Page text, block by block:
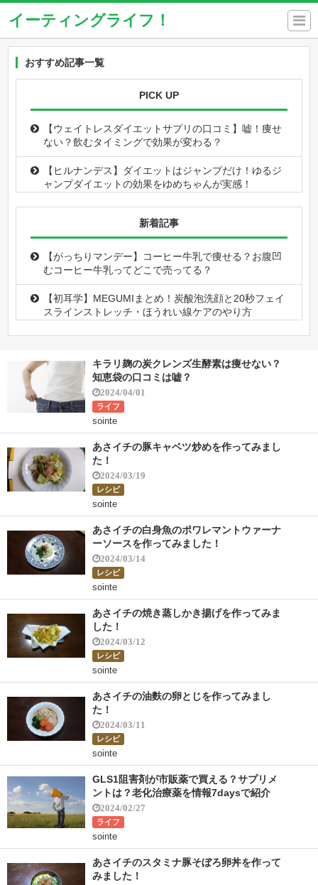
イーティングライフ！
おすすめ記事一覧
PICK UP
【ウェイトレスダイエットサプリの口コミ】嘘！痩せ
ない？飲むタイミングで効果が変わる？
【ヒルナンデス】ダイエットはジャンプだけ！ゆるジ
ャンプダイエットの効果をゆめちゃんが実感！
リアンスクワット【月曜の蛙】
【あさイチ】ダイエットチャート表！コアラ・イノシ
シ・ビーバー・ネコで踏み台昇降が効くのは？
新着記事
【がっちりマンデー】コーヒー牛乳で痩せる？お腹凹
むコーヒー牛乳ってどこで売ってる？
【初耳学】MEGUMIまとめ！炭酸泡洗顔と20秒フェイ
スラインストレッチ・ほうれい線ケアのやり方
【おしゃれクリップ】土屋太鳳さんの産後太り解消育
児中トレーニング法！腸腰筋・プランク
【ひるおび】道の駅マルシェ！道の駅が通販できる！
【情報7days】O-PLUXが評判！クレカ不正利用を防ぐ
かっこ株式会社・AIクレマス攻撃
【元気の時間】レカネマブ認知症新薬の効果！いつか
ら受けられる？
【元気の時間】LIPUS（リープス）超音波療法で認知
症治療！
【中居正広の土曜日な会】アライ内臓脂肪減少薬！ど
こで買える？副作用は便に油が漏れる？
CRASプロテインは口コミで評判！マギー開発クラー
スのおすすめな飲み方
キラリ麹の炭クレンズ生酵素は痩せない？
知恵袋の口コミは嘘？
2024/04/01
ライフ
sointe
あさイチの豚キャベツ炒めを作ってみまし
た！
2024/03/19
レシピ
sointe
あさイチの白身魚のポワレマントウァーナ
ーソースを作ってみました！
2024/03/14
レシピ
sointe
あさイチの焼き蒸しかき揚げを作ってみま
した！
2024/03/12
レシピ
sointe
あさイチの油麩の卵とじを作ってみまし
た！
2024/03/11
レシピ
sointe
GLS1阻害剤が市販薬で買える？サプリメ
ントは？老化治療薬を情報7daysで紹介
2024/02/27
ライフ
sointe
あさイチのスタミナ豚そぼろ卵丼を作って
みました！